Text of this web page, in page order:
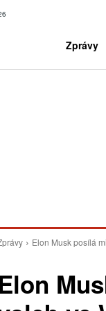
Zprávy
Elon Musk posílá